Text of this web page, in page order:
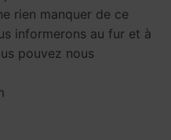
rien manquer de ce
informerons au fur et à
pouvez nous